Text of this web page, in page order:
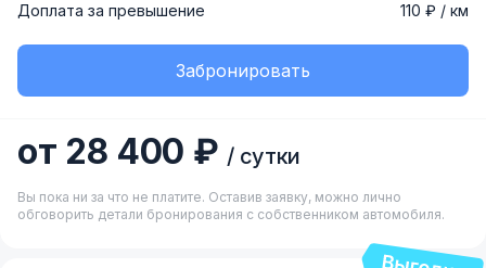
Доплата за превышение
110 ₽ / км
Забронировать
от 28 400 ₽ / сутки
Вы пока ни за что не платите. Оставив заявку, можно лично
обговорить детали бронирования с собственником автомобиля.